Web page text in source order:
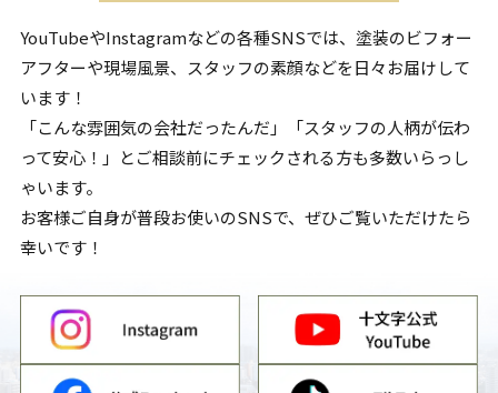
YouTubeやInstagramなどの各種SNSでは、塗装のビフォー
アフターや現場風景、スタッフの素顔などを日々お届けして
います！
「こんな雰囲気の会社だったんだ」「スタッフの人柄が伝わ
って安心！」とご相談前にチェックされる方も多数いらっし
ゃいます。
お客様ご自身が普段お使いのSNSで、ぜひご覧いただけたら
幸いです！